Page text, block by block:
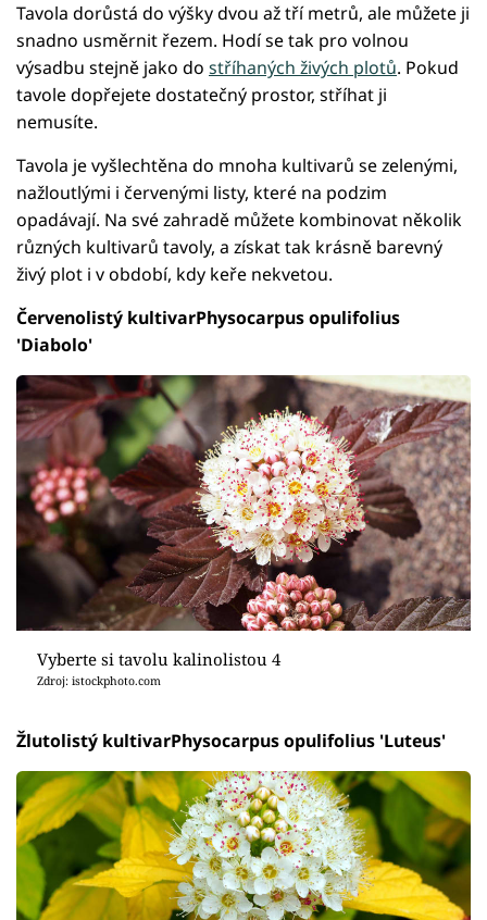
Tavola dorůstá do výšky dvou až tří metrů, ale můžete ji
snadno usměrnit řezem. Hodí se tak pro volnou
výsadbu stejně jako do stříhaných živých plotů. Pokud
tavole dopřejete dostatečný prostor, stříhat ji
nemusíte.
Tavola je vyšlechtěna do mnoha kultivarů se zelenými,
nažloutlými i červenými listy, které na podzim
opadávají. Na své zahradě můžete kombinovat několik
různých kultivarů tavoly, a získat tak krásně barevný
živý plot i v období, kdy keře nekvetou.
Červenolistý kultivarPhysocarpus opulifolius
'Diabolo'
Vyberte si tavolu kalinolistou 4
Zdroj: istockphoto.com
Žlutolistý kultivarPhysocarpus opulifolius 'Luteus'